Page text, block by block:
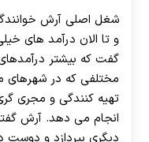
30 تا 50
شغل اصلی آرش
و تا الان درآمد های
گفت که بیشتر
مختلفی که در شهرهای
تهیه کنندگی و مجری
انجام می دهد. آرش